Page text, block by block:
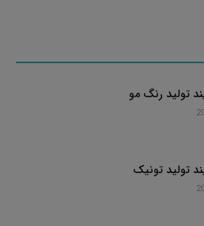
تولید رنگ مو
تولید تونیک